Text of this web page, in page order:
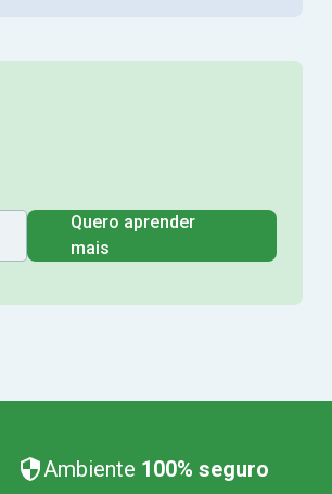
Quero aprender
mais
Ambiente 100% seguro